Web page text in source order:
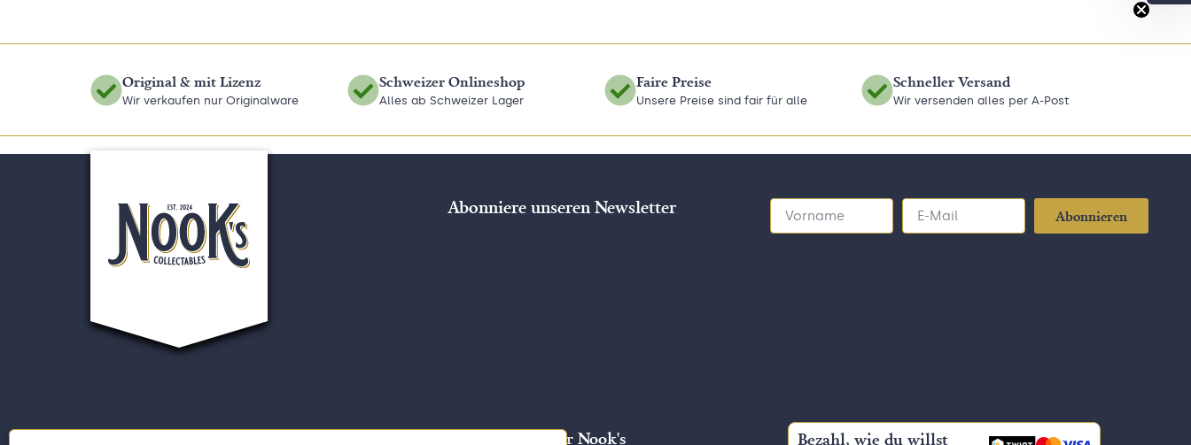
Original & mit Lizenz
Wir verkaufen nur Originalware
Schweizer Onlineshop
Alles ab Schweizer Lager
Faire Preise
Unsere Preise sind fair für alle
Schneller Versand
Wir versenden alles per A-Post
Abonniere unseren Newsletter Abonnieren
Das steckt hinter Nook's Bezahl, wie du willst